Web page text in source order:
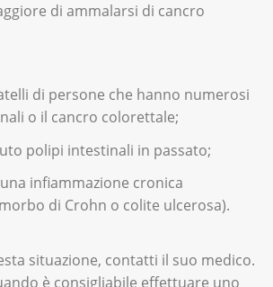
di ammalarsi di cancro
di persone che hanno numerosi
o il cancro colorettale;
polipi intestinali in passato;
infiammazione cronica
di Crohn o colite ulcerosa).
situazione, contatti il suo medico.
è consigliabile effettuare uno